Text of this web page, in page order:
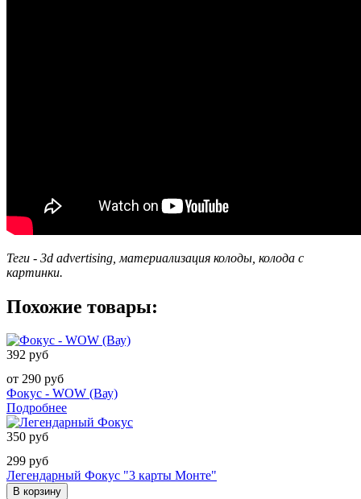
Теги - 3d advertising, материализация колоды, колода с
картинки.
Похожие товары:
392 руб
от 290 руб
Фокус - WOW (Вау)
Подробнее
350 руб
299 руб
Легендарный Фокус "3 карты Монте"
В корзину